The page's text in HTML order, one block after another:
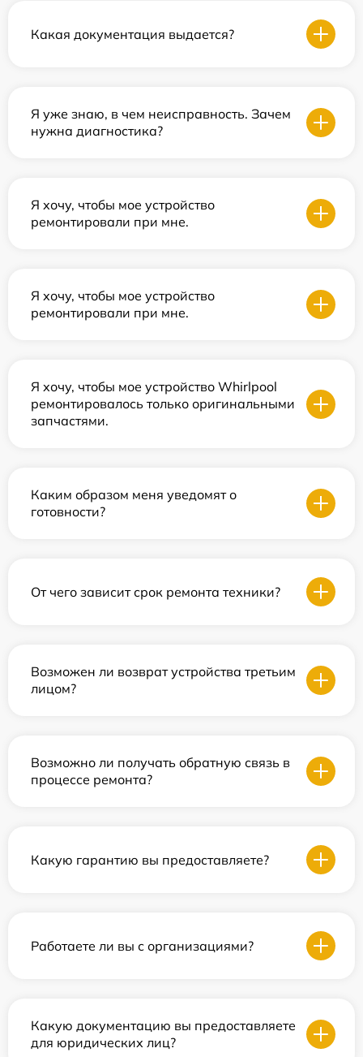
Какая документация выдается?
Я уже знаю, в чем неисправность. Зачем
нужна диагностика?
Я хочу, чтобы мое устройство
ремонтировали при мне.
Я хочу, чтобы мое устройство
ремонтировали при мне.
Я хочу, чтобы мое устройство Whirlpool
ремонтировалось только оригинальными
запчастями.
Каким образом меня уведомят о
готовности?
От чего зависит срок ремонта техники?
Возможен ли возврат устройства третьим
лицом?
Возможно ли получать обратную связь в
процессе ремонта?
Какую гарантию вы предоставляете?
Работаете ли вы с организациями?
Какую документацию вы предоставляете
для юридических лиц?